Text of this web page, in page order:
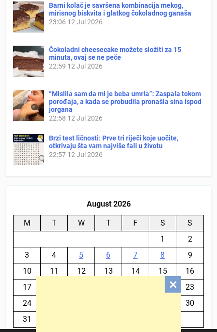
Barni kolač je savršena kombinacija mekog,
mirisnog biskvita i glatkog čokoladnog ganaša
23:06 12 Jul 2026
Čokoladni cheesecake možete složiti za 15
minuta, ovaj se ne peče
22:59 12 Jul 2026
“Mislila sam da mi je beba umrla”: Zaspala tokom
porođaja, a kada se probudila pronašla sina ispod
jorgana
22:58 12 Jul 2026
Brzi test ličnosti: Prve tri riječi koje uočite,
otkrivaju šta vam najviše fali u životu
22:57 12 Jul 2026
August 2026
M T W T F S
S
1
2
3
4 5 6 7 8
9
10
11 12 13 14 15
16
17
23
24
30
31